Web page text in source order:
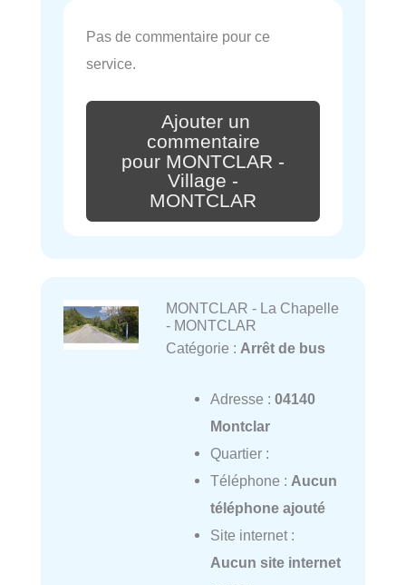
Pas de commentaire pour ce
service.
Ajouter un
commentaire
pour MONTCLAR -
Village -
MONTCLAR
MONTCLAR - La Chapelle
- MONTCLAR
Catégorie : Arrêt de bus
Adresse : 04140
Montclar
Quartier :
Téléphone : Aucun
téléphone ajouté
Site internet :
Aucun site internet